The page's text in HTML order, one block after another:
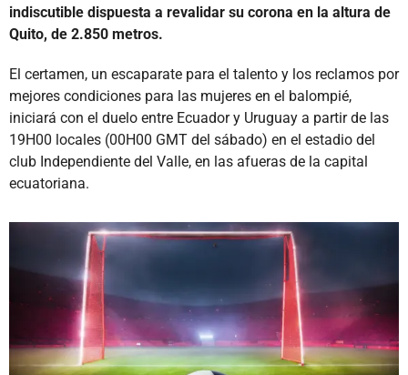
indiscutible dispuesta a revalidar su corona en la altura de
Quito, de 2.850 metros.
El certamen, un escaparate para el talento y los reclamos por
mejores condiciones para las mujeres en el balompié,
iniciará con el duelo entre Ecuador y Uruguay a partir de las
19H00 locales (00H00 GMT del sábado) en el estadio del
club Independiente del Valle, en las afueras de la capital
ecuatoriana.